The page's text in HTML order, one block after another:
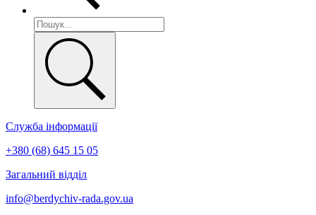
Служба інформації
+380 (68) 645 15 05
Загальний відділ
info@berdychiv-rada.gov.ua